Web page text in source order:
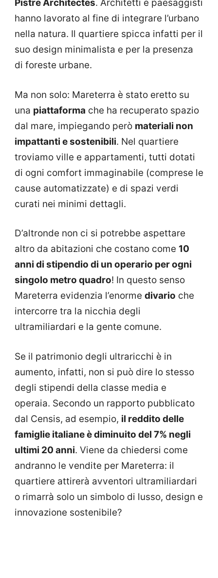
Pistre Architectes. Architetti e paesaggisti
hanno lavorato al fine di integrare l’urbano
nella natura. Il quartiere spicca infatti per il
suo design minimalista e per la presenza
di foreste urbane.
Ma non solo: Mareterra è stato eretto su
una piattaforma che ha recuperato spazio
dal mare, impiegando però materiali non
impattanti e sostenibili. Nel quartiere
troviamo ville e appartamenti, tutti dotati
di ogni comfort immaginabile (comprese le
cause automatizzate) e di spazi verdi
curati nei minimi dettagli.
D’altronde non ci si potrebbe aspettare
altro da abitazioni che costano come 10
anni di stipendio di un operario per ogni
singolo metro quadro! In questo senso
Mareterra evidenzia l’enorme divario che
intercorre tra la nicchia degli
ultramiliardari e la gente comune.
Se il patrimonio degli ultraricchi è in
aumento, infatti, non si può dire lo stesso
degli stipendi della classe media e
operaia. Secondo un rapporto pubblicato
dal Censis, ad esempio, il reddito delle
famiglie italiane è diminuito del 7% negli
ultimi 20 anni. Viene da chiedersi come
andranno le vendite per Mareterra: il
quartiere attirerà avventori ultramiliardari
o rimarrà solo un simbolo di lusso, design e
innovazione sostenibile?